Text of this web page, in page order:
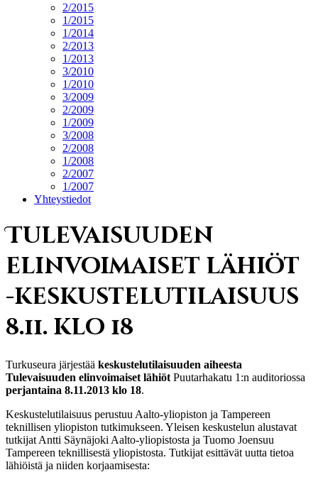
2/2015
1/2015
1/2014
2/2013
1/2013
3/2010
1/2010
3/2009
2/2009
1/2009
3/2008
2/2008
1/2008
2/2007
1/2007
Yhteystiedot
Tulevaisuuden
elinvoimaiset lähiöt
-keskustelutilaisuus
8.11. klo 18
Turkuseura järjestää keskustelutilaisuuden aiheesta
Tulevaisuuden elinvoimaiset lähiöt Puutarhakatu 1:n auditoriossa
perjantaina 8.11.2013 klo 18.
Keskustelutilaisuus perustuu Aalto-yliopiston ja Tampereen
teknillisen yliopiston tutkimukseen. Yleisen keskustelun alustavat
tutkijat Antti Säynäjoki Aalto-yliopistosta ja Tuomo Joensuu
Tampereen teknillisestä yliopistosta. Tutkijat esittävät uutta tietoa
lähiöistä ja niiden korjaamisesta: